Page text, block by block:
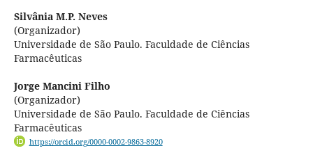
Silvânia M.P. Neves
(Organizador)
Universidade de São Paulo. Faculdade de Ciências
Farmacêuticas
Jorge Mancini Filho
(Organizador)
Universidade de São Paulo. Faculdade de Ciências
Farmacêuticas
https://orcid.org/0000-0002-9863-8920